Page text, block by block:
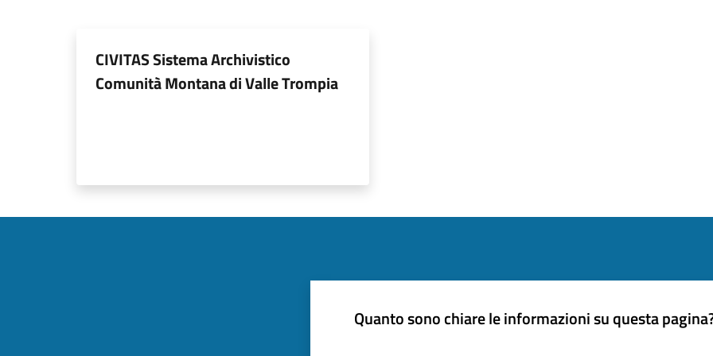
CIVITAS Sistema Archivistico
Comunità Montana di Valle Trompia
Quanto sono chiare le informazioni su questa